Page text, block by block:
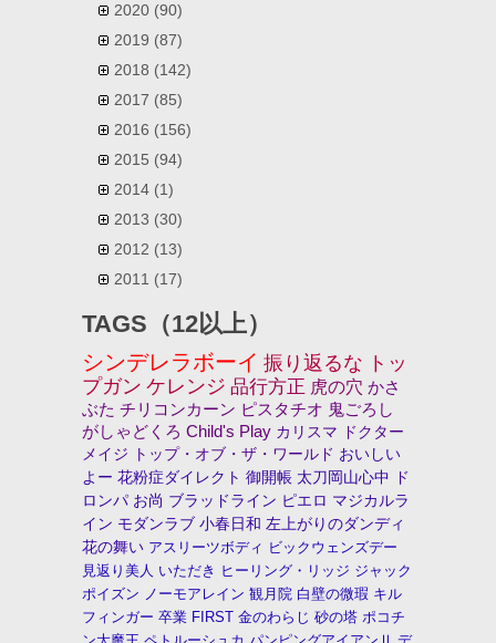
2020 (90)
2019 (87)
2018 (142)
2017 (85)
2016 (156)
2015 (94)
2014 (1)
2013 (30)
2012 (13)
2011 (17)
TAGS（12以上）
シンデレラボーイ 振り返るな トッ
プガン ケレンジ 品行方正 虎の穴 かさ
ぶた チリコンカーン ピスタチオ 鬼ごろし
がしゃどくろ Child's Play カリスマ
ドクター
メイジ
トップ・オブ・ザ・ワールド おいしい
よー 花粉症ダイレクト 御開帳 太刀岡山心中
ド
ロンパ お尚 ブラッドライン ピエロ マジカルラ
イン モダンラブ 小春日和 左上がりのダンディ
花の舞い アスリーツボディ ビックウェンズデー
見返り美人 いただき ヒーリング・リッジ ジャック
ポイズン ノーモアレイン 観月院 白壁の微瑕 キル
フィンガー 卒業 FIRST 金のわらじ 砂の塔 ポコチ